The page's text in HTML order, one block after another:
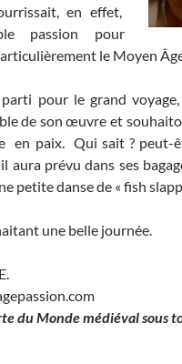
en effet,
passion pour
le Moyen
parti pour le grand
de son œuvre et
en paix. Qui sait ? peut-
aura prévu dans ses
petite danse de « fish
une belle journée.
du Monde médiéval sous